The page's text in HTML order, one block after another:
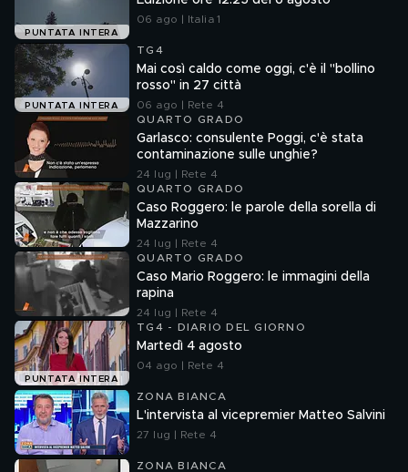
PUNTATA INTERA
06 ago | Italia 1
PUNTATA INTERA
TG4
Mai così caldo come oggi, c'è il "bollino
rosso" in 27 città
06 ago | Rete 4
QUARTO GRADO
Garlasco: consulente Poggi, c'è stata
contaminazione sulle unghie?
24 lug | Rete 4
QUARTO GRADO
Caso Roggero: le parole della sorella di
Mazzarino
24 lug | Rete 4
QUARTO GRADO
Caso Mario Roggero: le immagini della
rapina
24 lug | Rete 4
PUNTATA INTERA
TG4 - DIARIO DEL GIORNO
Martedì 4 agosto
04 ago | Rete 4
ZONA BIANCA
L'intervista al vicepremier Matteo Salvini
27 lug | Rete 4
ZONA BIANCA